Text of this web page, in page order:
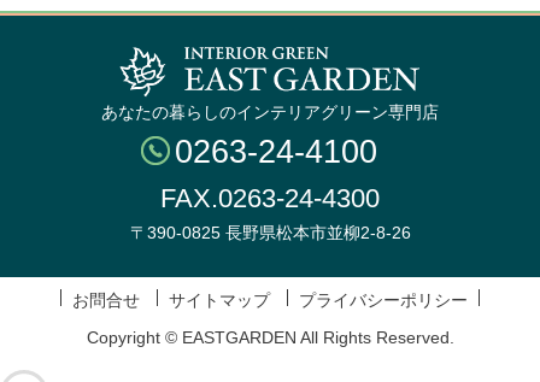
あなたの暮らしのインテリアグリーン専門店
0263-24-4100
FAX.0263-24-4300
〒390-0825 長野県松本市並柳2-8-26
お問合せ サイトマップ
プライバシーポリシー
Copyright © EASTGARDEN All Rights Reserved.